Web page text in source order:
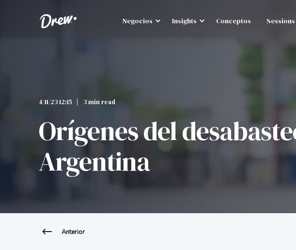
Negocios Insights Conceptos Sessions
4/11/23 12:15 3 min read
Orígenes del
Argentina
Anterior